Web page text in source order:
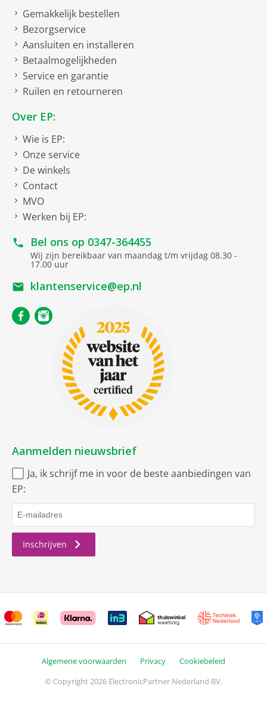
Gemakkelijk bestellen
Bezorgservice
Aansluiten en installeren
Betaalmogelijkheden
Service en garantie
Ruilen en retourneren
Over EP:
Wie is EP:
Onze service
De winkels
Contact
MVO
Werken bij EP:
Bel ons op 0347-364455
Wij zijn bereikbaar van maandag t/m vrijdag 08.30 -
17.00 uur
klantenservice@ep.nl
Aanmelden nieuwsbrief
Ja, ik schrijf me in voor de beste aanbiedingen van
EP:
Inschrijven
Algemene voorwaarden Privacy
Cookiebeleid
© Copyright 2026 ElectronicPartner Nederland BV.